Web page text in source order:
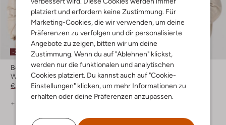
platziert und erfordern keine Zustimmung. Für
Marketing-Cookies, die wir verwenden, um deine
Präferenzen zu verfolgen und dir personalisierte
Angebote zu zeigen, bitten wir um deine
Zustimmung. Wenn du auf "Ablehnen" klickst,
werden nur die funktionalen und analytischen
Cookies platziert. Du kannst auch auf "Cookie-
Einstellungen" klicken, um mehr Informationen zu
erhalten oder deine Präferenzen anzupassen.
-30%
Beaumont
Wattierte Jacke
€ 269,99 € 188,99
+ mehr farben
-20%
Beaumont
Wattierte Jacke
€ 229,99 € 183,99